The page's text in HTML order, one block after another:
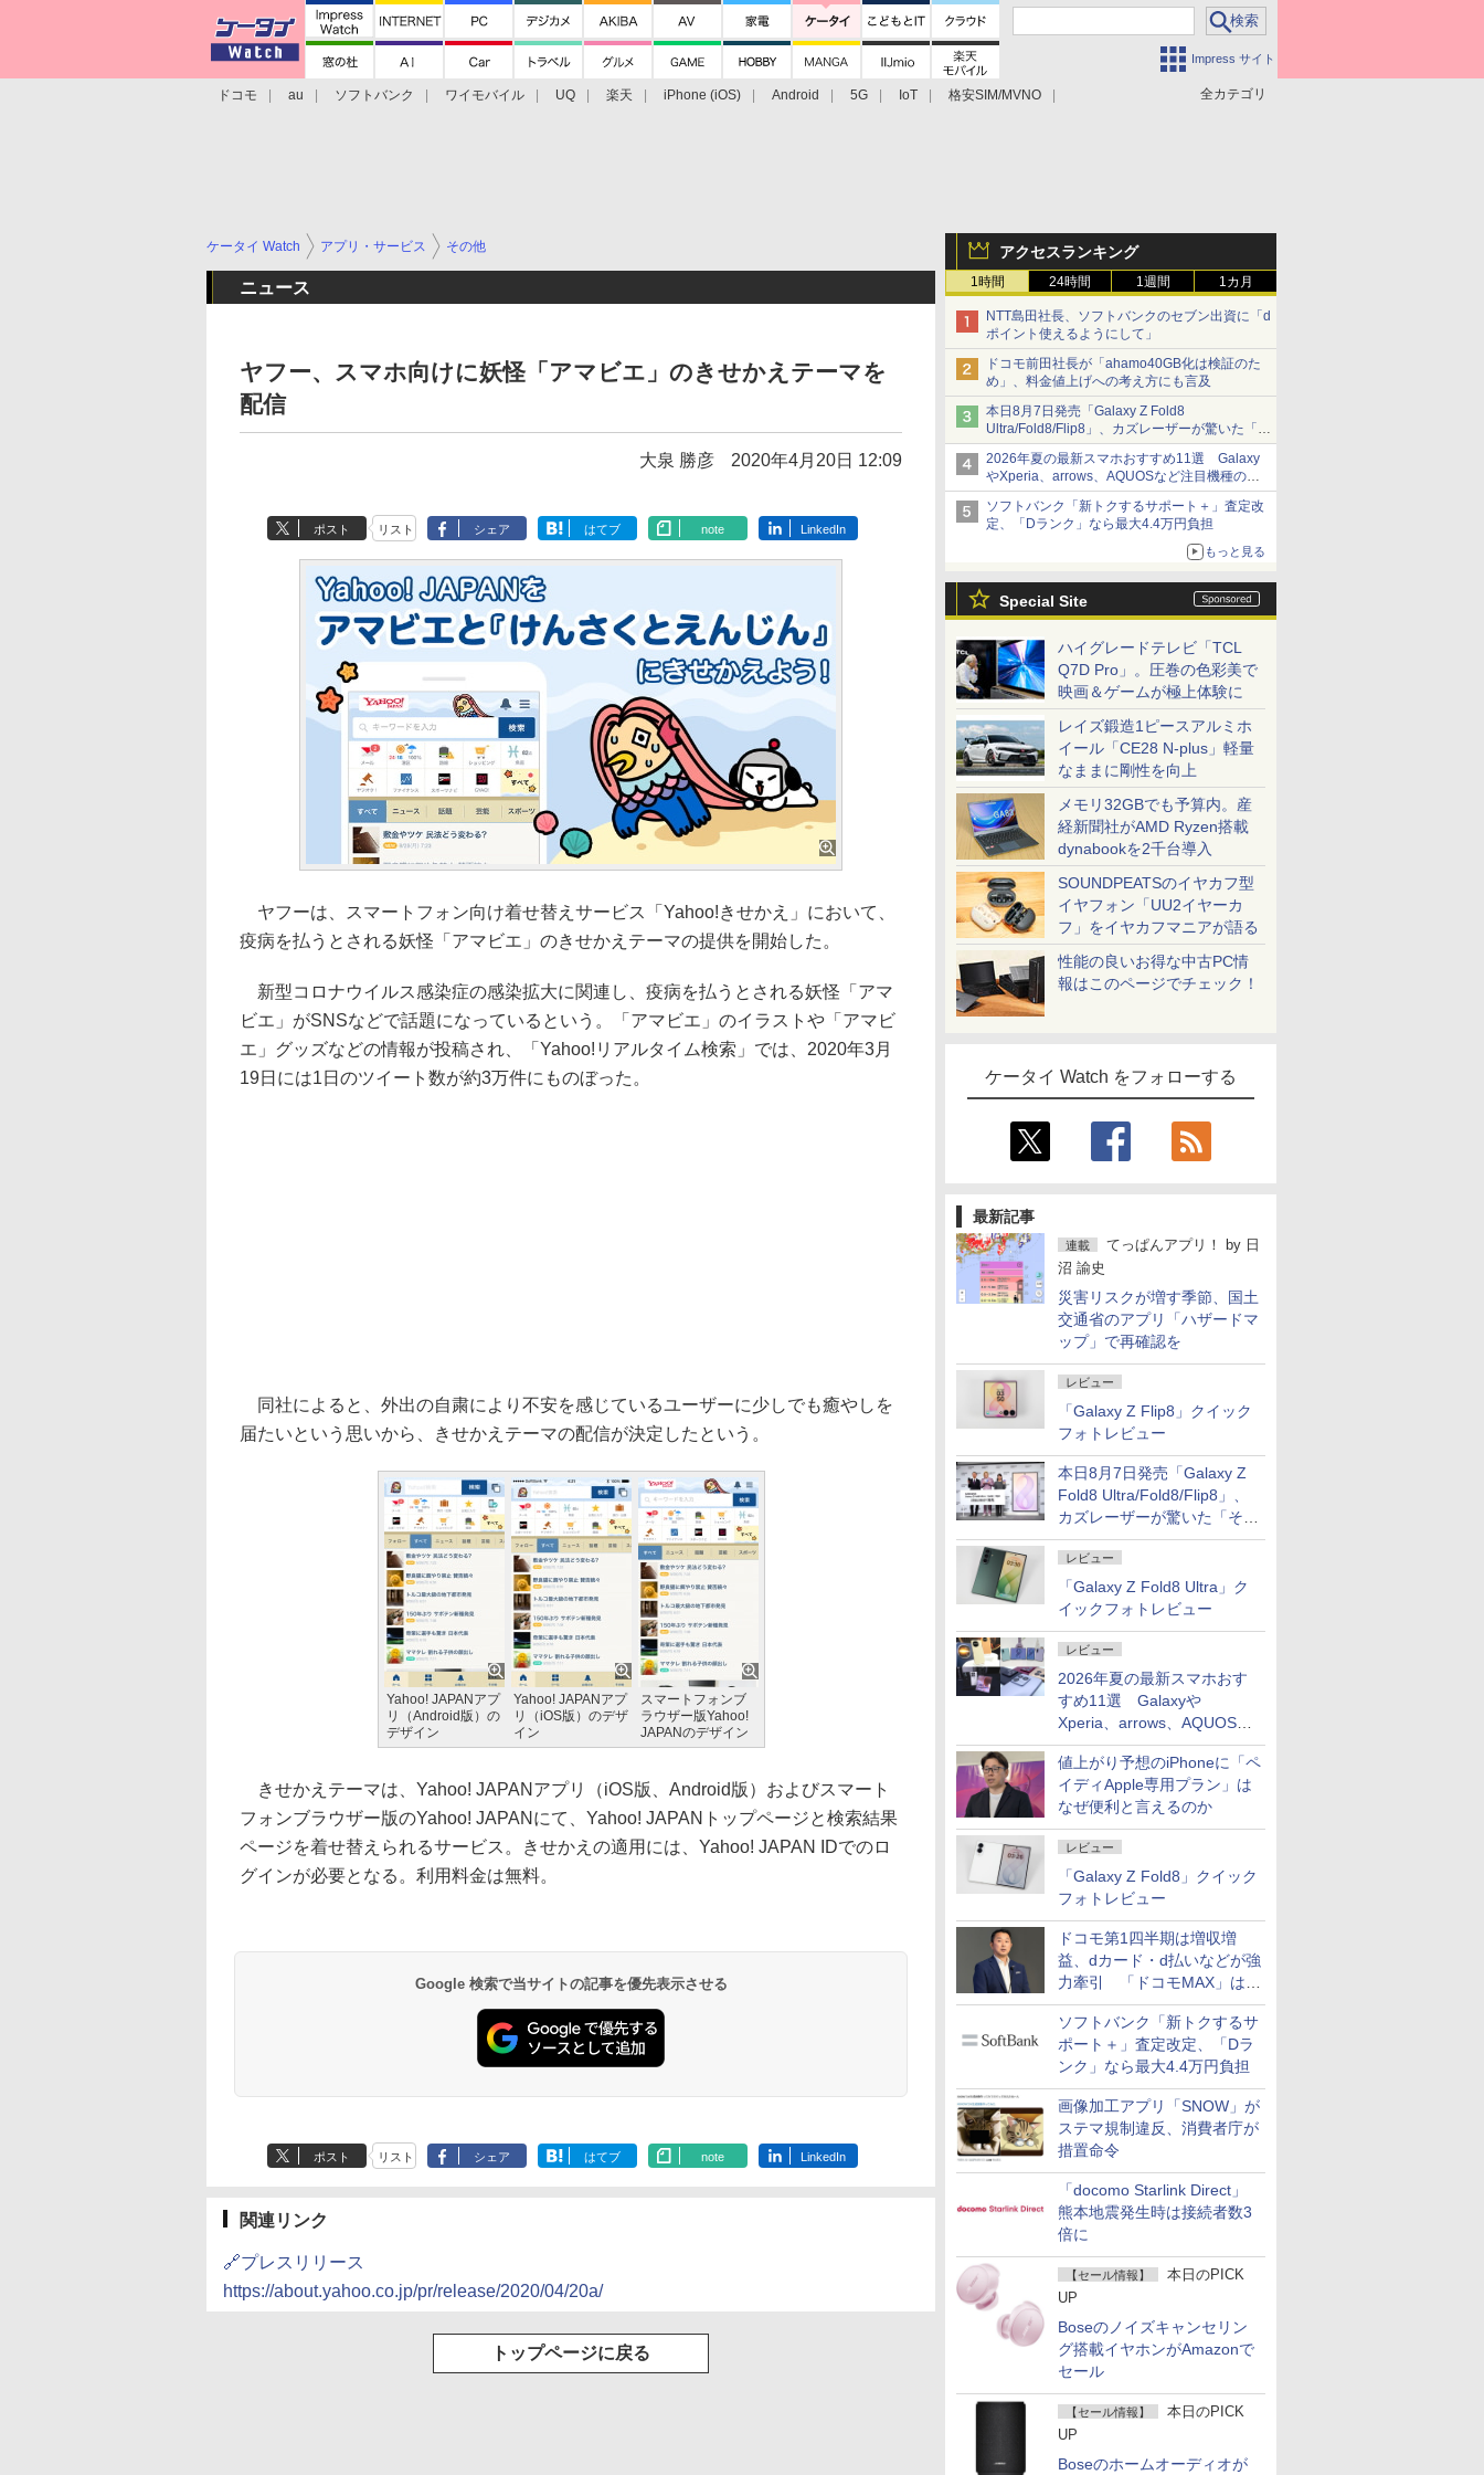
Impress サイト
全カテゴリ
ドコモ au ソフトバンク ワイモバイル UQ 楽天 iPhone (iOS) Android 5G IoT
格安SIM/MVNO
アクセスランキング
1時間 24時間 1週間 1カ月
NTT島田社長、ソフトバンクのセブン出資に「d
ポイント使えるようにして」
ドコモ前田社長が「ahamo40GB化は検証のた
め」、料金値上げへの考え方にも言及
本日8月7日発売「Galaxy Z Fold8
Ultra/Fold8/Flip8」、カズレーザーが驚いた「そ
ば屋のメニュー並みの薄さ」
2026年夏の最新スマホおすすめ11選 Galaxy
やXperia、arrows、AQUOSなど注目機種の特
徴は
ソフトバンク「新トクするサポート＋」査定改
定、「Dランク」なら最大4.4万円負担
もっと見る
Special Site
ハイグレードテレビ「TCL
Q7D Pro」。圧巻の色彩美で
映画＆ゲームが極上体験に
レイズ鍛造1ピースアルミホ
イール「CE28 N-plus」軽量
なままに剛性を向上
メモリ32GBでも予算内。産
経新聞社がAMD Ryzen搭載
dynabookを2千台導入
SOUNDPEATSのイヤカフ型
イヤフォン「UU2イヤーカ
フ」をイヤカフマニアが語る
性能の良いお得な中古PC情
報はこのページでチェック！
ケータイ Watch をフォローする
最新記事
連載 てっぱんアプリ！ by 日
沼 諭史
災害リスクが増す季節、国土
交通省のアプリ「ハザードマ
ップ」で再確認を
レビュー
「Galaxy Z Flip8」クイック
フォトレビュー
本日8月7日発売「Galaxy Z
Fold8 Ultra/Fold8/Flip8」、
カズレーザーが驚いた「そば
屋のメニュー並みの薄さ」
レビュー
「Galaxy Z Fold8 Ultra」ク
イックフォトレビュー
レビュー
2026年夏の最新スマホおす
すめ11選 Galaxyや
Xperia、arrows、AQUOSな
ど注目機種の特徴は
値上がり予想のiPhoneに「ペ
イディApple専用プラン」は
なぜ便利と言えるのか
レビュー
「Galaxy Z Fold8」クイック
フォトレビュー
ドコモ第1四半期は増収増
益、dカード・d払いなどが強
力牽引 「ドコモMAX」は
400万契約突破
ソフトバンク「新トクするサ
ポート＋」査定改定、「Dラ
ンク」なら最大4.4万円負担
画像加工アプリ「SNOW」が
ステマ規制違反、消費者庁が
措置命令
「docomo Starlink Direct」
熊本地震発生時は接続者数3
倍に
【セール情報】
本日のPICK
UP
Boseのノイズキャンセリン
グ搭載イヤホンがAmazonで
セール
【セール情報】
本日のPICK
UP
Boseのホームオーディオが
ケータイ Watch アプリ・サービス その他
ニュース
ヤフー、スマホ向けに妖怪「アマビエ」のきせかえテーマを
配信
大泉 勝彦 2020年4月20日 12:09
ポスト リスト シェア はてブ note LinkedIn
ヤフーは、スマートフォン向け着せ替えサービス「Yahoo!きせかえ」において、
疫病を払うとされる妖怪「アマビエ」のきせかえテーマの提供を開始した。
新型コロナウイルス感染症の感染拡大に関連し、疫病を払うとされる妖怪「アマ
ビエ」がSNSなどで話題になっているという。「アマビエ」のイラストや「アマビ
エ」グッズなどの情報が投稿され、「Yahoo!リアルタイム検索」では、2020年3月
19日には1日のツイート数が約3万件にものぼった。
同社によると、外出の自粛により不安を感じているユーザーに少しでも癒やしを
届たいという思いから、きせかえテーマの配信が決定したという。
Yahoo! JAPANアプ
リ（Android版）の
デザイン
Yahoo! JAPANアプ
リ（iOS版）のデザ
イン
スマートフォンブ
ラウザー版Yahoo!
JAPANのデザイン
きせかえテーマは、Yahoo! JAPANアプリ（iOS版、Android版）およびスマート
フォンブラウザー版のYahoo! JAPANにて、Yahoo! JAPANトップページと検索結果
ページを着せ替えられるサービス。きせかえの適用には、Yahoo! JAPAN IDでのロ
グインが必要となる。利用料金は無料。
Google 検索で当サイトの記事を優先表示させる
ポスト リスト シェア はてブ note LinkedIn
関連リンク
🔗プレスリリース
https://about.yahoo.co.jp/pr/release/2020/04/20a/
トップページに戻る